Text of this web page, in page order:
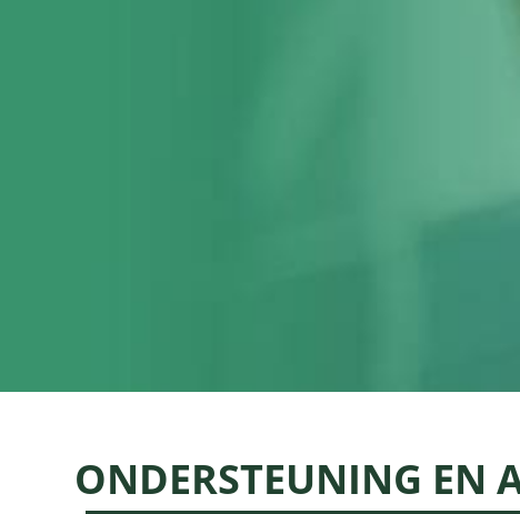
ONDERSTEUNING EN